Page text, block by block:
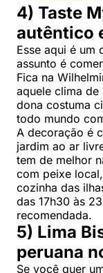
4) Taste
autêntico
Esse aqui é um
assunto é
Fica na
aquele clima
dona costuma
todo mundo
A decoração é
jardim ao ar
tem de melhor
com peixe
cozinha das
das 17h30 às
recomendada.
5) Lima
peruana
Se você quer